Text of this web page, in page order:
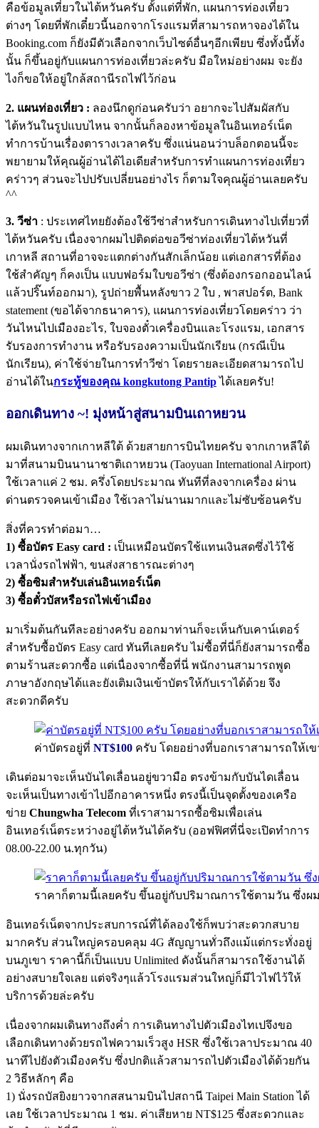
คือข้อมูลเที่ยวในไต้หวันครับ ตั้งแต่ที่พัก, แผนการท่องเที่ยว
ต่างๆ โดยที่พักเดี๋ยวนี้นอกจากโรงแรมที่สามารถหาจองได้ใน
Booking.com ก็ยังมีตัวเลือกจากเว็บไซต์อื่นๆอีกเพียบ ซึ่งทั้งนี้ทั้ง
นั้น ก็ขึ้นอยู่กับแผนการท่องเที่ยวล่ะครับ มือใหม่อย่างผม จะยัง
ไงก็ขอให้อยู่ใกล้สถานีรถไฟไว้ก่อน
2. แผนท่องเที่ยว : ลองนึกดูก่อนครับว่า อยากจะไปสัมผัสกับ
ไต้หวันในรูปแบบไหน จากนั้นก็ลองหาข้อมูลในอินเทอร์เน็ต
ทำการบ้านเรื่องตารางเวลาครับ ซึ่งแน่นอนว่าบล็อกตอนนี้จะ
พยายามให้คุณผู้อ่านได้ไอเดียสำหรับการทำแผนการท่องเที่ยว
คร่าวๆ ส่วนจะไปปรับเปลี่ยนอย่างไร ก็ตามใจคุณผู้อ่านเลยครับ
^^
3. วีซ่า : ประเทศไทยยังต้องใช้วีซ่าสำหรับการเดินทางไปเที่ยวที่
ไต้หวันครับ เนื่องจากผมไปติดต่อขอวีซ่าท่องเที่ยวไต้หวันที่
เกาหลี สถานที่อาจจะแตกต่างกันสักเล็กน้อย แต่เอกสารที่ต้อง
ใช้สำคัญๆ ก็คงเป็น แบบฟอร์มใบขอวีซ่า (ซึ่งต้องกรอกออนไลน์
แล้วปริ๊นท์ออกมา), รูปถ่ายพื้นหลังขาว 2 ใบ , พาสปอร์ต, Bank
statement (ขอได้จากธนาคาร), แผนการท่องเที่ยวโดยคร่าว ว่า
วันไหนไปเมืองอะไร, ใบจองตั๋วเครื่องบินและโรงแรม, เอกสาร
รับรองการทำงาน หรือรับรองความเป็นนักเรียน (กรณีเป็น
นักเรียน), ค่าใช้จ่ายในการทำวีซ่า โดยรายละเอียดสามารถไป
อ่านได้ในกระทู้ของคุณ kongkutong Pantipได้เลยครับ!
ออกเดินทาง ~! มุ่งหน้าสู่สนามบินเถาหยวน
ผมเดินทางจากเกาหลีใต้ ด้วยสายการบินไทยครับ จากเกาหลีใต้
มาที่สนามบินนานาชาติเถาหยวน (Taoyuan International Airport)
ใช้เวลาแค่ 2 ชม. ครึ่งโดยประมาณ ทันทีที่ลงจากเครื่อง ผ่าน
ด่านตรวจคนเข้าเมือง ใช้เวลาไม่นานมากและไม่ซับซ้อนครับ
สิ่งที่ควรทำต่อมา…
1) ซื้อบัตร Easy card : เป็นเหมือนบัตรใช้แทนเงินสดซึ่งไว้ใช้
เวลานั่งรถไฟฟ้า, ขนส่งสาธารณะต่างๆ
2) ซื้อซิมสำหรับเล่นอินเทอร์เน็ต
3) ซื้อตั๋วบัสหรือรถไฟเข้าเมือง
มาเริ่มต้นกันทีละอย่างครับ ออกมาท่านก็จะเห็นกับเคาน์เตอร์
สำหรับซื้อบัตร Easy card ทันทีเลยครับ ไม่ซื้อที่นี่ก็ยังสามารถซื้อ
ตามร้านสะดวกซื้อ แต่เนื่องจากซื้อที่นี่ พนักงานสามารถพูด
ภาษาอังกฤษได้และยังเติมเงินเข้าบัตรให้กับเราได้ด้วย จึง
สะดวกดีครับ
ค่าบัตรอยู่ที่ NT$100 ครับ โดยอย่างที่บอกเราสามารถให้เ
เดินต่อมาจะเห็นบันไดเลื่อนอยู่ขวามือ ตรงข้ามกับบันไดเลื่อน
จะเห็นเป็นทางเข้าไปอีกอาคารหนึ่ง ตรงนี้เป็นจุดตั้งของเครือ
ข่าย Chungwha Telecom ที่เราสามารถซื้อซิมเพื่อเล่น
อินเทอร์เน็ตระหว่างอยู่ไต้หวันได้ครับ (ออฟฟิศที่นี่จะเปิดทำการ
08.00-22.00 น.ทุกวัน)
ราคาก็ตามนี้เลยครับ ขึ้นอยู่กับปริมาณการใช้ตามวัน ซึ่งผ
อินเทอร์เน็ตจากประสบการณ์ที่ได้ลองใช้ก็พบว่าสะดวกสบาย
มากครับ ส่วนใหญ่ครอบคลุม 4G สัญญานทั่วถึงแม้แต่กระทั่งอยู่
บนภูเขา ราคานี้ก็เป็นแบบ Unlimited ดังนั้นก็สามารถใช้งานได้
อย่างสบายใจเลย แต่จริงๆแล้วโรงแรมส่วนใหญ่ก็มีไวไฟไว้ให้
บริการด้วยล่ะครับ
เนื่องจากผมเดินทางถึงค่ำ การเดินทางไปตัวเมืองไทเปจึงขอ
เลือกเดินทางด้วยรถไฟความเร็วสูง HSR ซึ่งใช้เวลาประมาณ 40
นาทีไปยังตัวเมืองครับ ซึ่งปกติแล้วสามารถไปตัวเมืองได้ด้วยกัน
2 วิธีหลักๆ คือ
1) นั่งรถบัสยิงยาวจากสสนามบินไปสถานี Taipei Main Station ได้
เลย ใช้เวลาประมาณ 1 ชม. ค่าเสียหาย NT$125 ซึ่งสะดวกและ